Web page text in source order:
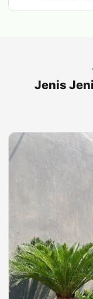
Jenis